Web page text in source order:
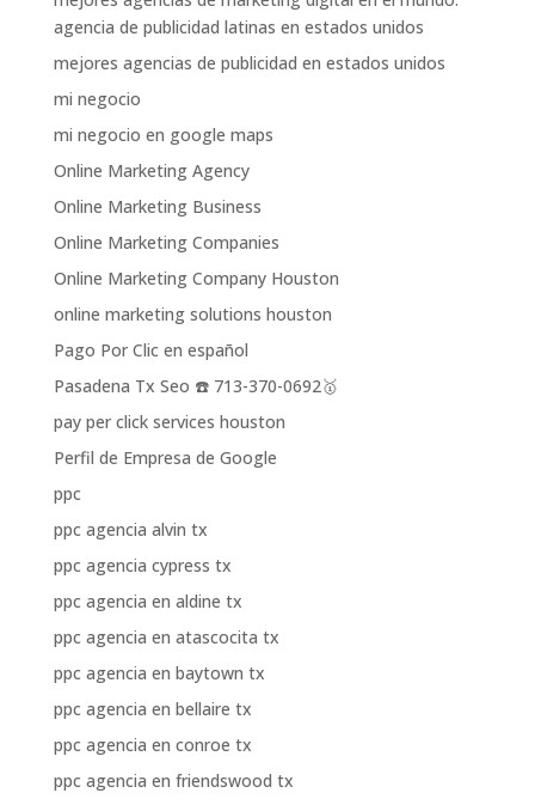
agencia de publicidad latinas en estados unidos
mejores agencias de publicidad en estados unidos
mi negocio
mi negocio en google maps
Online Marketing Agency
Online Marketing Business
Online Marketing Companies
Online Marketing Company Houston
online marketing solutions houston
Pago Por Clic en español
Pasadena Tx Seo ☎️ 713-370-0692🥇
pay per click services houston
Perfil de Empresa de Google
ppc
ppc agencia alvin tx
ppc agencia cypress tx
ppc agencia en aldine tx
ppc agencia en atascocita tx
ppc agencia en baytown tx
ppc agencia en bellaire tx
ppc agencia en conroe tx
ppc agencia en friendswood tx